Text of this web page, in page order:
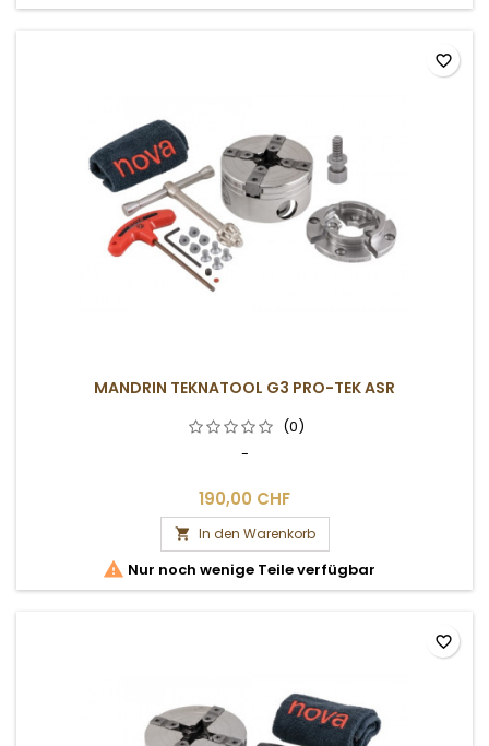
MANDRIN TEKNATOOL G3 PRO-TEK ASR
(0)
-
190,00 CHF
 In den Warenkorb
 Nur noch wenige Teile verfügbar
favorite_border
favorite_border